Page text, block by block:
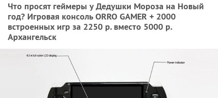
Что просят геймеры у Дедушки Мороза на Новый
год? Игровая консоль ORRO GAMER + 2000
встроенных игр за 2250 р. вместо 5000 р.
Архангельск